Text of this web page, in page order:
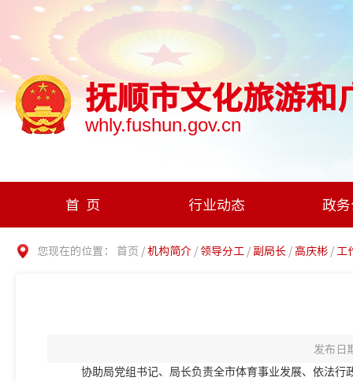
抚顺市文化旅游和
whly.fushun.gov.cn
首页 行业动态 政
您现在的位置： 首页 /机构简介 /领导分工 / 副局长 / 高庆彬 / 工
发布日
协助局党组书记、局长负责全市体育事业发展、 依法行